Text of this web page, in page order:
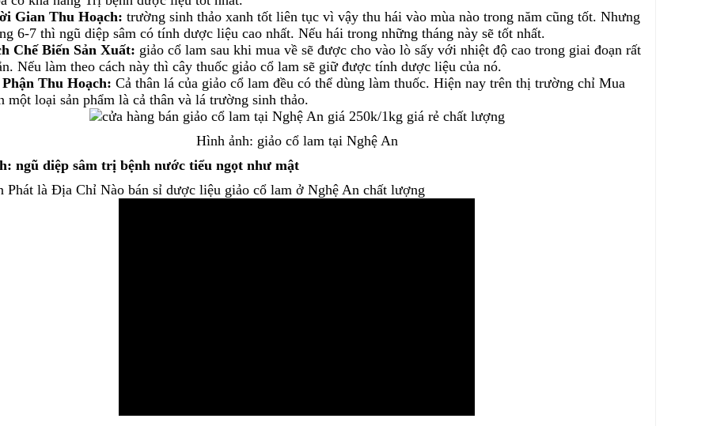
Gian Thu Hoạch: trường sinh thảo xanh tốt liên tục vì vậy thu hái vào mùa nào trong năm cũng tốt. Nhưng
6-7 thì ngũ diệp sâm có tính dược liệu cao nhất. Nếu hái trong những tháng này sẽ tốt nhất.
Chế Biến Sản Xuất: giảo cổ lam sau khi mua về sẽ được cho vào lò sấy với nhiệt độ cao trong giai đoạn rất
Nếu làm theo cách này thì cây thuốc giảo cổ lam sẽ giữ được tính dược liệu của nó.
Thu Hoạch: Cả thân lá của giảo cổ lam đều có thể dùng làm thuốc. Hiện nay trên thị trường chỉ Mua
một loại sản phẩm là cả thân và lá trường sinh thảo.
Hình ảnh: giảo cổ lam tại Nghệ An
ngũ diệp sâm trị bệnh nước tiểu ngọt như mật
Phát là Địa Chỉ Nào bán sỉ dược liệu giảo cổ lam ở Nghệ An chất lượng